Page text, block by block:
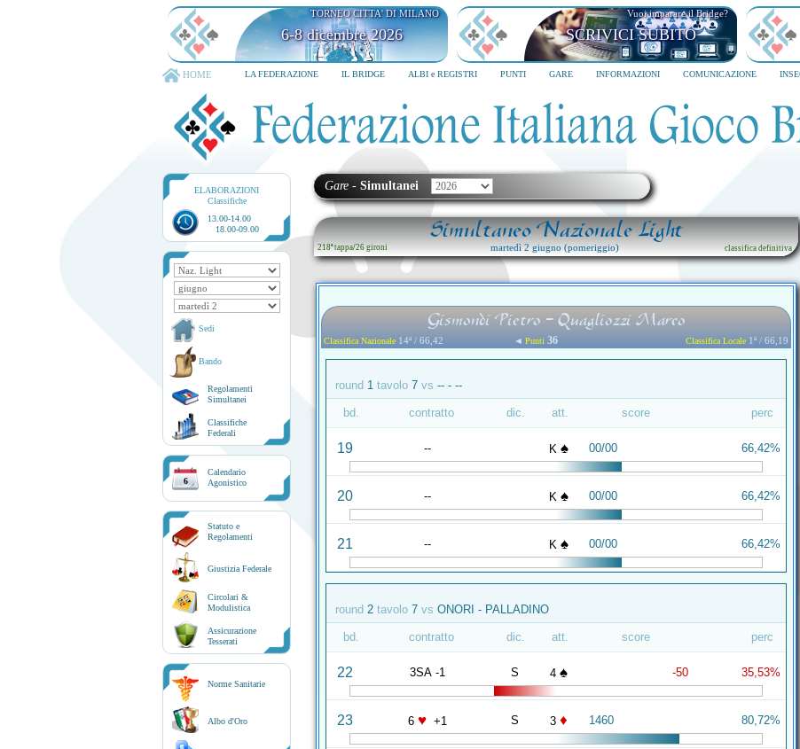
TORNEO CITTA' DI MILANO
6-8 dicembre 2026
Vuoi imparare il Bridge?
SCRIVICI SUBITO
HOME LA FEDERAZIONE IL BRIDGE ALBI e REGISTRI PUNTI GARE INFORMAZIONI COMUNICAZIONE
ELABORAZIONI
Classifiche
13.00-14.00
18.00-09.00
Sedi
Bando
Regolamenti
Simultanei
Classifiche
Federali
6
Calendario
Agonistico
Statuto e
Regolamenti
Giustizia Federale
Circolari &
Modulistica
Assicurazione
Tesserati
Norme Sanitarie
Albo d'Oro
Gare - Simultanei
Simultaneo Nazionale Light
218ª tappa/26 gironi martedì 2 giugno (pomeriggio) classifica definitiva
Gismondi Pietro - Quagliozzi Marco
Classifica Nazionale 14ª / 66,42 ◄ Punti 36 Classifica Locale 1ª / 66,19
round 1 tavolo 7 vs -- - --
bd. contratto dic. att. score perc
19 -- K ♠ 00/00 66,42%
20 -- K ♠ 00/00 66,42%
21 -- K ♠ 00/00 66,42%
round 2 tavolo 7 vs ONORI - PALLADINO
bd. contratto dic. att. score perc
22 3SA -1 S 4 ♠ -50 35,53%
23 6 ♥ +1 S 3 ♦ 1460 80,72%